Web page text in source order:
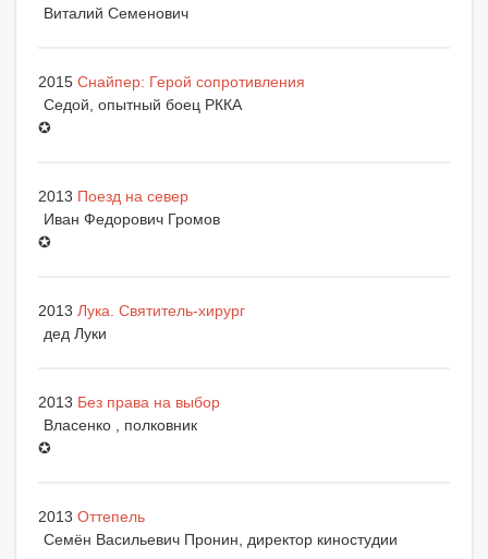
Виталий Семенович
2015 Снайпер: Герой сопротивления
Седой, опытный боец РККА
✪
2013 Поезд на север
Иван Федорович Громов
✪
2013 Лука. Святитель-хирург
дед Луки
2013 Без права на выбор
Власенко , полковник
✪
2013 Оттепель
Семён Васильевич Пронин, директор киностудии